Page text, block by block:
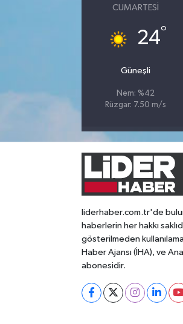
CUMARTESI
24°
Güneşli
Nem: %42
Rüzgar: 7.50 m/s
liderhaber.com.tr'de
haberlerin her hakkı
gösterilmeden
Haber Ajansı (İHA), ve
abonesidir.